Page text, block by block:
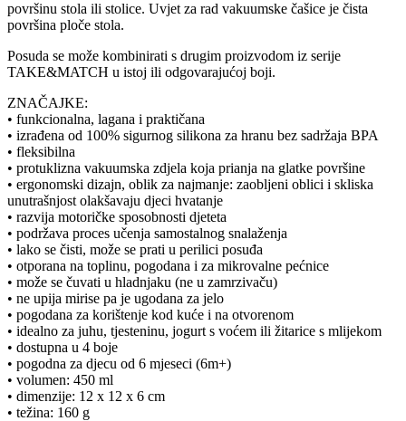
površinu stola ili stolice. Uvjet za rad vakuumske čašice je čista
površina ploče stola.
Posuda se može kombinirati s drugim proizvodom iz serije
TAKE&MATCH u istoj ili odgovarajućoj boji.
ZNAČAJKE:
• funkcionalna, lagana i praktičana
• izrađena od 100% sigurnog silikona za hranu bez sadržaja BPA
• fleksibilna
• protuklizna vakuumska zdjela koja prianja na glatke površine
• ergonomski dizajn, oblik za najmanje: zaobljeni oblici i skliska
unutrašnjost olakšavaju djeci hvatanje
• razvija motoričke sposobnosti djeteta
• podržava proces učenja samostalnog snalaženja
• lako se čisti, može se prati u perilici posuđa
• otporana na toplinu, pogodana i za mikrovalne pećnice
• može se čuvati u hladnjaku (ne u zamrzivaču)
• ne upija mirise pa je ugodana za jelo
• pogodana za korištenje kod kuće i na otvorenom
• idealno za juhu, tjesteninu, jogurt s voćem ili žitarice s mlijekom
• dostupna u 4 boje
• pogodna za djecu od 6 mjeseci (6m+)
• volumen: 450 ml
• dimenzije: 12 x 12 x 6 cm
• težina: 160 g